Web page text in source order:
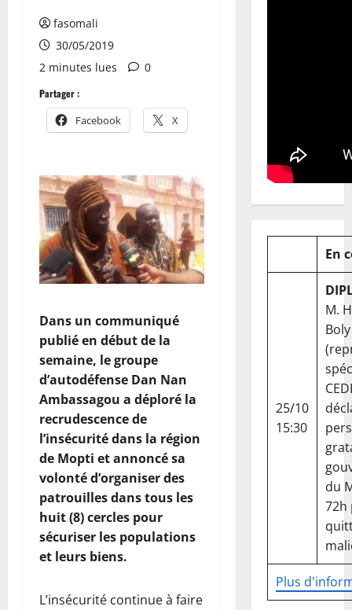
fasomali
30/05/2019
2 minutes lues
0
Partager :
Facebook X
Dans un communiqué
publié en début de la
semaine, le groupe
d’autodéfense Dan Nan
Ambassagou a déploré la
recrudescence de
l’insécurité dans la région
de Mopti et annoncé sa
volonté d’organiser des
patrouilles dans tous les
huit (8) cercles pour
sécuriser les populations
et leurs biens.
L’insécurité continue à faire
En
Plus
25/10
15:30
M.
Boly
du
72h